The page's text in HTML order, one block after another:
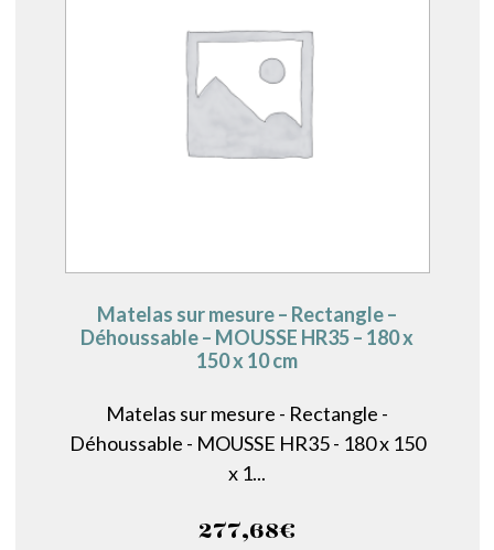
Matelas sur mesure – Rectangle –
Déhoussable – MOUSSE HR35 – 180 x
150 x 10 cm
Matelas sur mesure - Rectangle -
Déhoussable - MOUSSE HR35 - 180 x 150
x 1...
277,68€